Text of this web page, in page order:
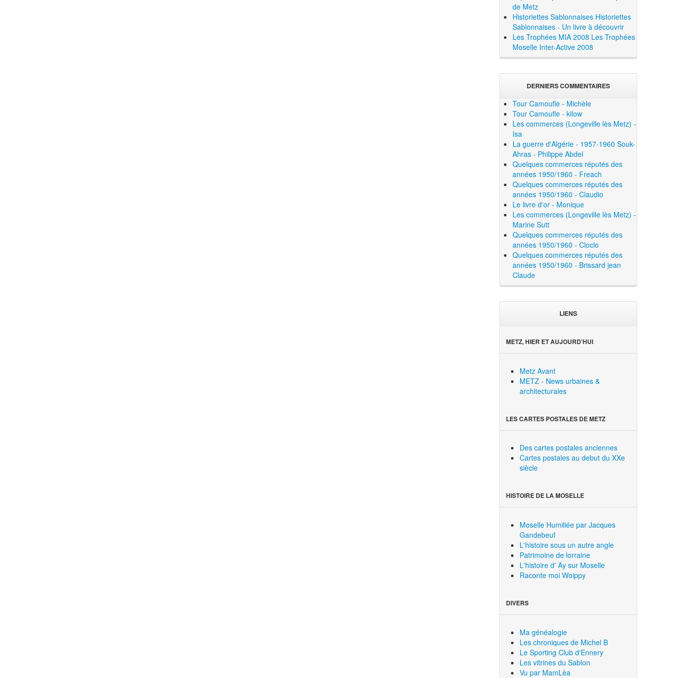
de Metz
Historiettes Sablonnaises Historiettes
Sablonnaises - Un livre à découvrir
Les Trophées MIA 2008 Les Trophées
Moselle Inter-Active 2008
DERNIERS COMMENTAIRES
Tour Camoufle - Michèle
Tour Camoufle - kilow
Les commerces (Longeville lès Metz) -
Isa
La guerre d'Algérie - 1957-1960 Souk-
Ahras - Philippe Abdel
Quelques commerces réputés des
années 1950/1960 - Freach
Quelques commerces réputés des
années 1950/1960 - Claudio
Le livre d'or - Monique
Les commerces (Longeville lès Metz) -
Marine Sutt
Quelques commerces réputés des
années 1950/1960 - Cloclo
Quelques commerces réputés des
années 1950/1960 - Brissard jean
Claude
LIENS
METZ, HIER ET AUJOURD'HUI
Metz Avant
METZ - News urbaines &
architecturales
LES CARTES POSTALES DE METZ
Des cartes postales anciennes
Cartes postales au debut du XXe
siècle
HISTOIRE DE LA MOSELLE
Moselle Humiliée par Jacques
Gandebeuf
L'histoire sous un autre angle
Patrimoine de lorraine
L'histoire d' Ay sur Moselle
Raconte moi Woippy
DIVERS
Ma généalogie
Les chroniques de Michel B
Le Sporting Club d'Ennery
Les vitrines du Sablon
Vu par MamLèa